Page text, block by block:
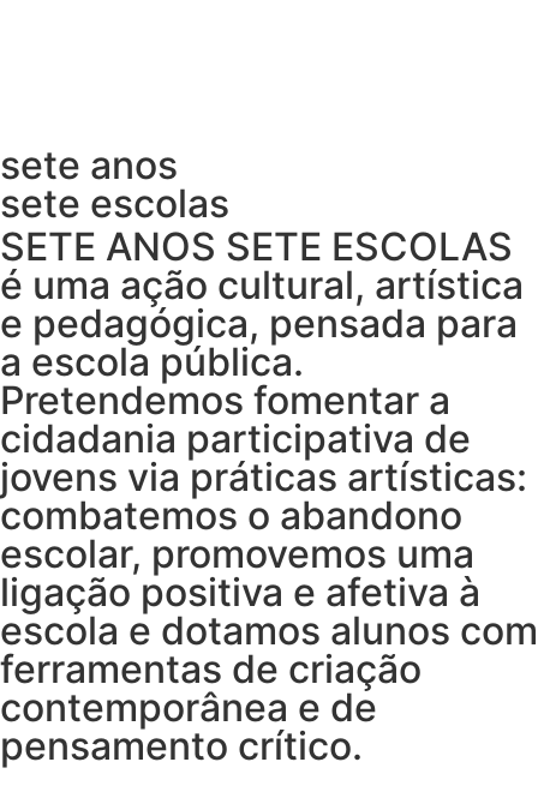
sete anos
sete escolas
SETE ANOS SETE ESCOLAS
é uma ação cultural, artística
e pedagógica, pensada para
a escola pública.
Pretendemos fomentar a
cidadania participativa de
jovens via práticas artísticas:
combatemos o abandono
escolar, promovemos uma
ligação positiva e afetiva à
escola e dotamos alunos com
ferramentas de criação
contemporânea e de
pensamento crítico.